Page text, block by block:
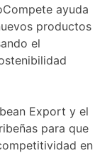
ayuda
productos
el
Export y el
para que
en